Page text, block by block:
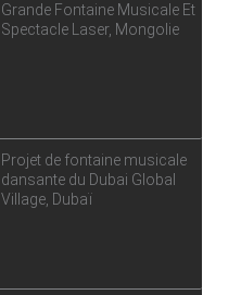
Grande Fontaine Musicale Et
Spectacle Laser, Mongolie
Projet de fontaine musicale
dansante du Dubai Global
Village, Dubaï